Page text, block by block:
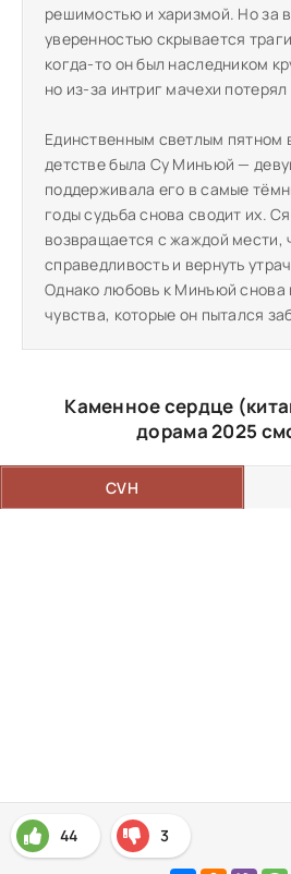
решимостью и харизмой. Но за
уверенностью скрывается
когда-то он был наследником
но из-за интриг мачехи потерял
Единственным светлым пятном
детстве была Су Минъюй —
поддерживала его в самые
годы судьба снова сводит их.
возвращается с жаждой мести,
справедливость и вернуть
Однако любовь к Минъюй снова
чувства, которые он пытался
Каменное сердце
дорама 2025
CVH
44 3